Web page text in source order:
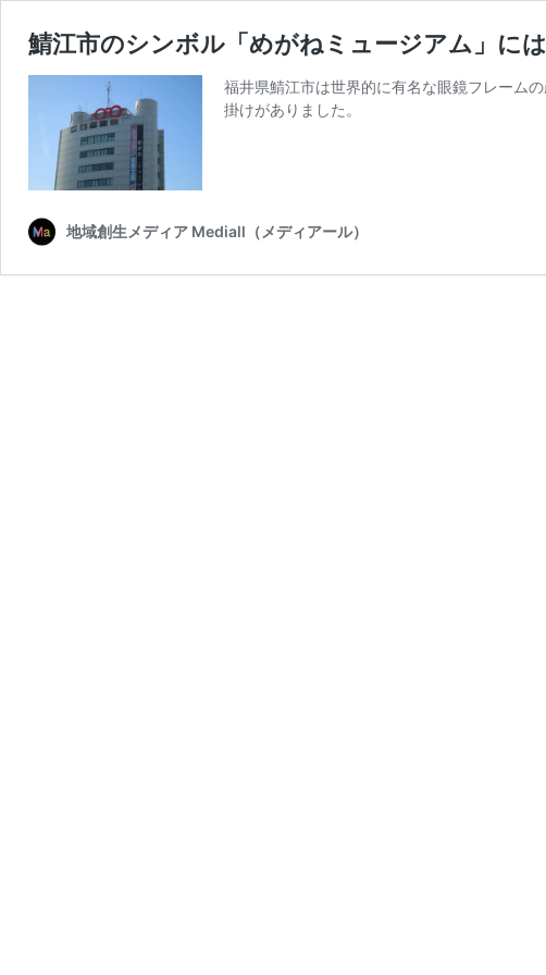
鯖江市のシンボル「めがねミュージアム」には
福井県鯖江市は世界的に有名な眼鏡フレーム
掛けがありました。
地域創生メディア Mediall（メディアール）